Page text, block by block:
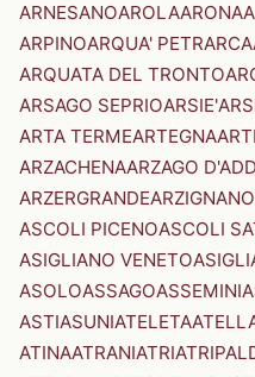
ARNESANOAROLAARONA
ARPINOARQUA' PETRARCA
ARQUATA DEL TRONTO
ARSAGO SEPRIOARSIE'
ARTA TERMEARTEGNA
ARZACHENAARZAGO
ARZERGRANDEARZIGNANO
ASCOLI PICENOASCOLI
ASIGLIANO VENETO
ASOLOASSAGOASSEMINI
ASTIASUNIATELETA
ATINAATRANIATRI